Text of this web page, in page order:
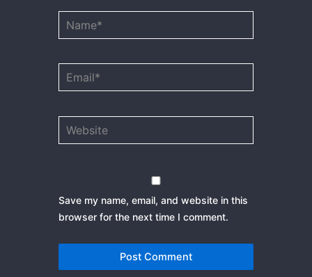
Save my name, email, and website in this
browser for the next time I comment.